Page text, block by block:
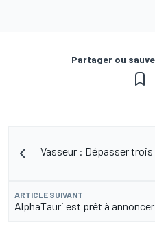
Partager ou
Vasseur : Dépasser
ARTICLE SUIVANT
AlphaTauri est prêt à